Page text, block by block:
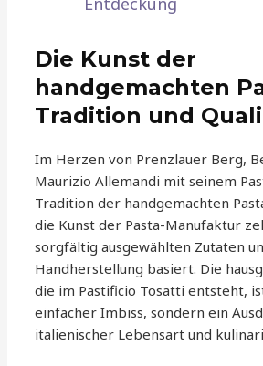
Die Kunst der
handgemachten
Tradition und
Im Herzen von Prenzlauer Berg,
Maurizio Allemandi mit seinem
Tradition der handgemachten
die Kunst der Pasta-Manufaktur
sorgfältig ausgewählten Zutaten
Handherstellung basiert. Die
die im Pastificio Tosatti entsteht,
einfacher Imbiss, sondern ein
italienischer Lebensart und